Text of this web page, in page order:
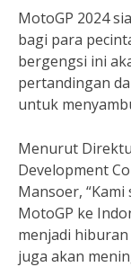
MotoGP 2024
bagi para
bergengsi ini
pertandingan
untuk
Menurut
Development
Mansoer,
MotoGP ke
menjadi
juga akan